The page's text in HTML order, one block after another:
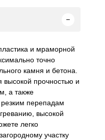
и мраморной
точно
камня и бетона.
высокой прочностью и
а также
резким перепадам
высокой
легко
участку